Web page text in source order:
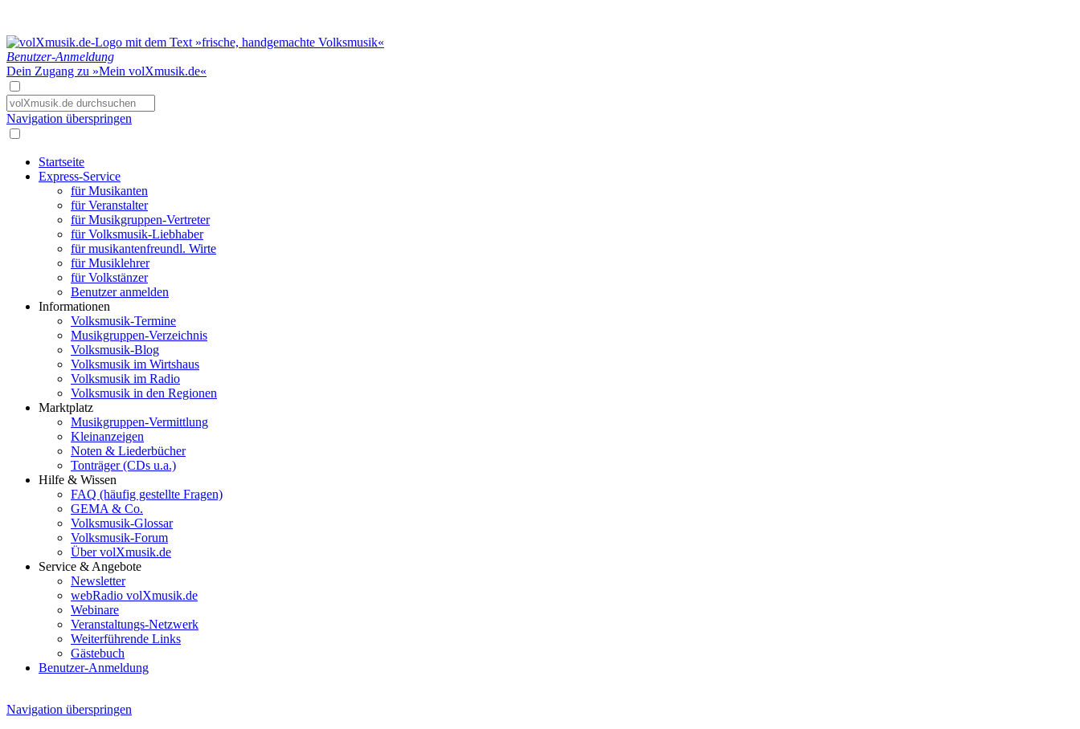
Benutzer-Anmeldung
Dein Zugang zu »Mein volXmusik.de«
Navigation überspringen
Startseite
Express-Service
für Musikanten
für Veranstalter
für Musikgruppen-Vertreter
für Volksmusik-Liebhaber
für musikantenfreundl. Wirte
für Musiklehrer
für Volkstänzer
Benutzer anmelden
Informationen
Volksmusik-Termine
Musikgruppen-Verzeichnis
Volksmusik-Blog
Volksmusik im Wirtshaus
Volksmusik im Radio
Volksmusik in den Regionen
Marktplatz
Musikgruppen-Vermittlung
Kleinanzeigen
Noten & Liederbücher
Tonträger (CDs u.a.)
Hilfe & Wissen
FAQ (häufig gestellte Fragen)
GEMA & Co.
Volksmusik-Glossar
Volksmusik-Forum
Über volXmusik.de
Service & Angebote
Newsletter
webRadio volXmusik.de
Webinare
Veranstaltungs-Netzwerk
Weiterführende Links
Gästebuch
Benutzer-Anmeldung
Navigation überspringen